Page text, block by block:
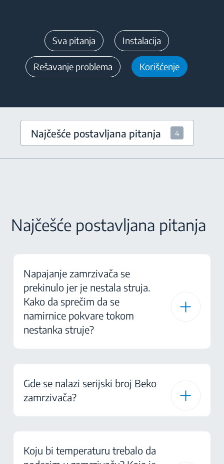
Sva pitanja Instalacija
Rešavanje problema Korišćenje
Najčešće postavljana pitanja 4
Najčešće postavljana pitanja
Napajanje zamrzivača se
prekinulo jer je nestala struja.
Kako da sprečim da se
namirnice pokvare tokom
nestanka struje?
Gde se nalazi serijski broj Beko
zamrzivača?
Koju bi temperaturu trebalo da